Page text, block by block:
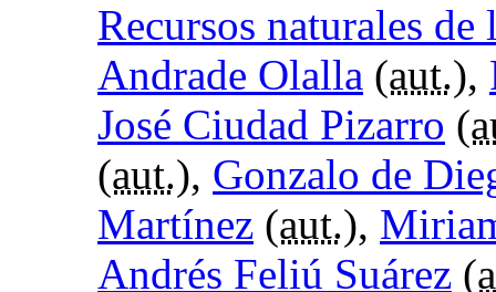
Recursos naturales de
Andrade Olalla (aut.),
José Ciudad Pizarro (
(aut.), Gonzalo de
Martínez (aut.),
Andrés Feliú Suárez (